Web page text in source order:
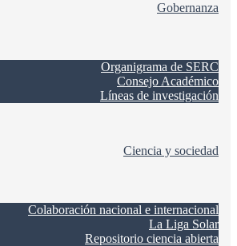
Gobernanza
Organigrama de SERC
Consejo Académico
Líneas de investigación
Ciencia y sociedad
Colaboración nacional e internacional
La Liga Solar
Repositorio ciencia abierta